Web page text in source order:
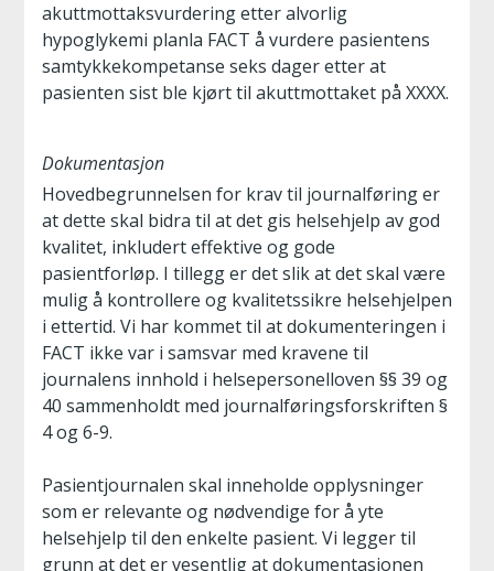
akuttmottaksvurdering etter alvorlig
hypoglykemi planla FACT å vurdere pasientens
samtykkekompetanse seks dager etter at
pasienten sist ble kjørt til akuttmottaket på XXXX.
Dokumentasjon
Hovedbegrunnelsen for krav til journalføring er
at dette skal bidra til at det gis helsehjelp av god
kvalitet, inkludert effektive og gode
pasientforløp. I tillegg er det slik at det skal være
mulig å kontrollere og kvalitetssikre helsehjelpen
i ettertid. Vi har kommet til at dokumenteringen i
FACT ikke var i samsvar med kravene til
journalens innhold i helsepersonelloven §§ 39 og
40 sammenholdt med journalføringsforskriften §
4 og 6-9.
Pasientjournalen skal inneholde opplysninger
som er relevante og nødvendige for å yte
helsehjelp til den enkelte pasient. Vi legger til
grunn at det er vesentlig at dokumentasjonen